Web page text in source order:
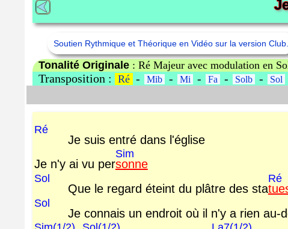
Soutien Rythmique et Théorique en Vidéo sur la version Club.
Tonalité Originale: Ré Majeur avec modulation en
Transposition : Ré - Mib - Mi - Fa - Solb - Sol
Ré
Je suis entré dans l'église
Je n'y ai vu per
Sim
sonne
Sol
Que le regard éteint du plâtre des sta
Ré
Sol
Je connais un endroit où il n'y a rien au-